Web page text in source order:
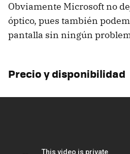
Obviamente Microsoft no
óptico, pues también
pantalla sin ningún
Precio y disponibilidad